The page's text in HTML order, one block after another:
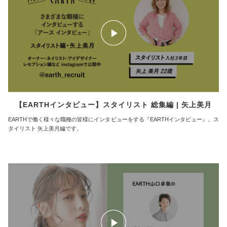
【EARTHインタビュー】スタイリスト 総集編 | 矢上美月
EARTHで働く様々な職種の皆様にインタビューをする『EARTHインタビュー』。ス
タイリスト 矢上美月編です。